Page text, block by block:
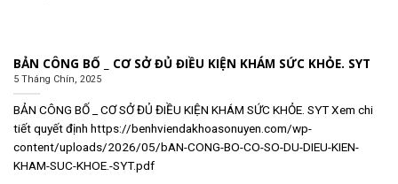
BẢN CÔNG BỐ _ CƠ SỞ ĐỦ ĐIỀU KIỆN KHÁM SỨC KHỎE. SYT
5 Tháng Chín, 2025
BẢN CÔNG BỐ _ CƠ SỞ ĐỦ ĐIỀU KIỆN KHÁM SỨC KHỎE. SYT Xem chi
tiết quyết định https://benhviendakhoasonuyen.com/wp-
content/uploads/2026/05/bAN-CONG-BO-CO-SO-DU-DIEU-KIEN-
KHAM-SUC-KHOE.-SYT.pdf